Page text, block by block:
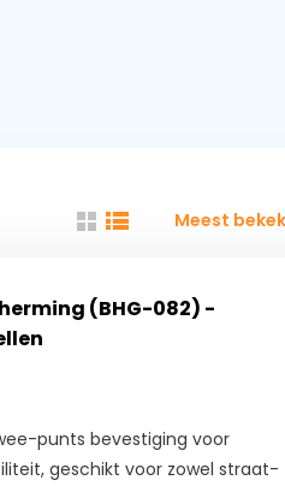
Meest
(BHG-082) -
punts bevestiging voor
geschikt voor zowel straat-